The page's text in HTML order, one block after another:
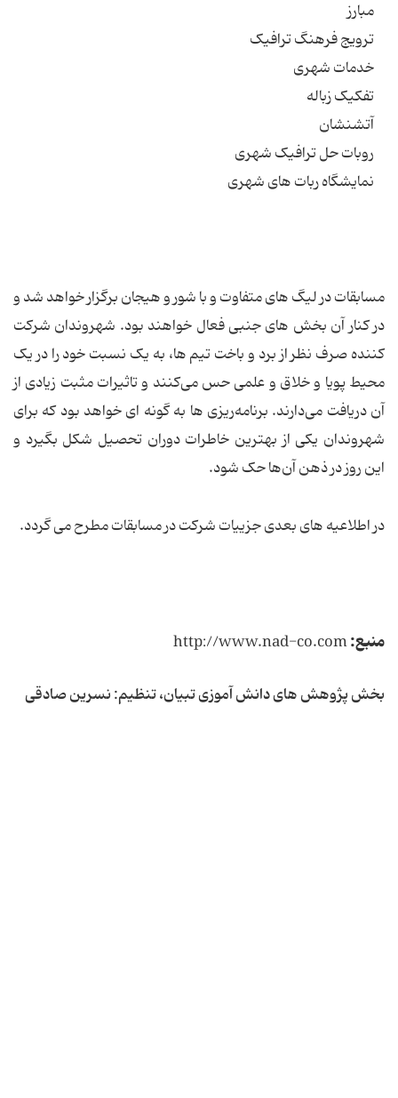
مبارز
ترویج فرهنگ ترافیک
خدمات شهری
تفکیک زباله
آتشنشان
روبات حل ترافیک شهری
نمایشگاه ربات های شهری
مسابقات در لیگ های متفاوت و با شور و هیجان برگزار خواهد شد و
در کنار آن بخش های جنبی فعال خواهند بود. شهروندان شرکت
کننده صرف نظر از برد و باخت تیم ها، به یک نسبت خود را در یک
محیط پویا و خلاق و علمی حس می‌کنند و تاثیرات مثبت زیادی از
آن دریافت می‌دارند. برنامه‌ریزی ها به گونه ای خواهد بود که برای
شهروندان یکی از بهترین خاطرات دوران تحصیل شکل بگیرد و
این روز در ذهن آن‌ها حک شود.
در اطلاعیه های بعدی جزییات شرکت در مسابقات مطرح می گردد.
منبع:
بخش پژوهش های دانش آموزی تبیان، تنظیم: نسرین صادقی